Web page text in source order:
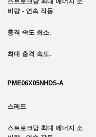
PME06X05NHDS-A